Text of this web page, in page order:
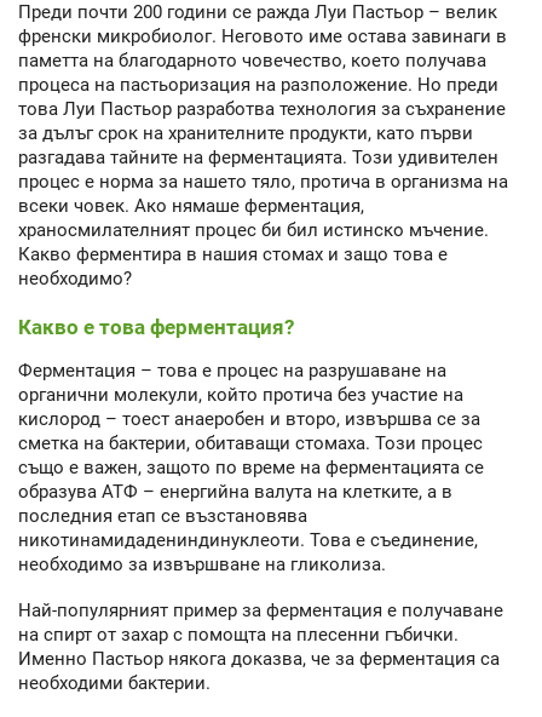
Преди почти 200 години се ражда Луи Пастьор – велик
френски микробиолог. Неговото име остава завинаги в
паметта на благодарното човечество, което получава
процеса на пастьоризация на разположение. Но преди
това Луи Пастьор разработва технология за съхранение
за дълъг срок на хранителните продукти, като първи
разгадава тайните на ферментацията. Този удивителен
процес е норма за нашето тяло, протича в организма на
всеки човек. Ако нямаше ферментация,
храносмилателният процес би бил истинско мъчение.
Какво ферментира в нашия стомах и защо това е
необходимо?
Какво е това ферментация?
Ферментация – това е процес на разрушаване на
органични молекули, който протича без участие на
кислород – тоест анаеробен и второ, извършва се за
сметка на бактерии, обитаващи стомаха. Този процес
също е важен, защото по време на ферментацията се
образува АТФ – енергийна валута на клетките, а в
последния етап се възстановява
никотинамидадениндинуклеоти. Това е съединение,
необходимо за извършване на гликолиза.
Най-популярният пример за ферментация е получаване
на спирт от захар с помощта на плесенни гъбички.
Именно Пастьор някога доказва, че за ферментация са
необходими бактерии.